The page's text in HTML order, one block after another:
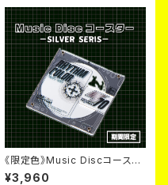
《限定色》Music Discコースタ
ー《毎月６日~９日のみ発売》
¥3,960